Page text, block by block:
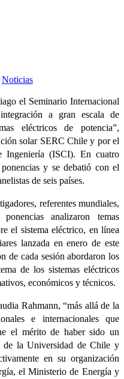
Noticias
el Seminario Internacional
a gran escala de
eléctricos de potencia”,
solar SERC Chile y por el
Ingeniería (ISCI). En cuatro
y se debatió con el
de seis países.
referentes mundiales,
analizaron temas
el sistema eléctrico, en línea
lanzada en enero de este
de cada sesión abordaron los
de los sistemas eléctricos
económicos y técnicos.
Rahmann, “más allá de la
e internacionales que
el mérito de haber sido un
de la Universidad de Chile y
en su organización
el Ministerio de Energía y